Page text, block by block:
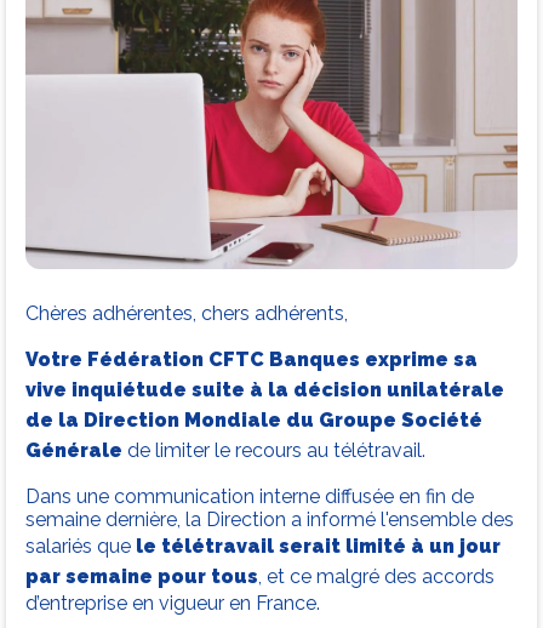
Chères adhérentes, chers adhérents,
Votre Fédération CFTC Banques exprime sa
vive inquiétude suite à la décision unilatérale
de la Direction Mondiale du Groupe Société
Générale de limiter le recours au télétravail.
Dans une communication interne diffusée en fin de
semaine dernière, la Direction a informé l'ensemble des
salariés que le télétravail serait limité à un jour
par semaine pour tous, et ce malgré des accords
d’entreprise en vigueur en France.